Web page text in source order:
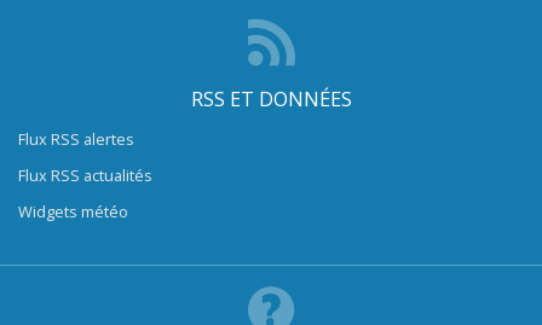
RSS ET DONNÉES
Flux RSS alertes
Flux RSS actualités
Widgets météo